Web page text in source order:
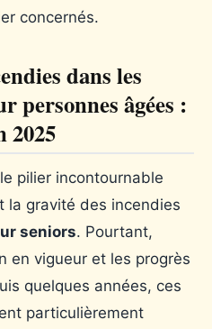
concernés.
dans les
personnes âgées :
2025
pilier incontournable
la gravité des incendies
seniors. Pourtant,
en vigueur et les progrès
quelques années, ces
particulièrement